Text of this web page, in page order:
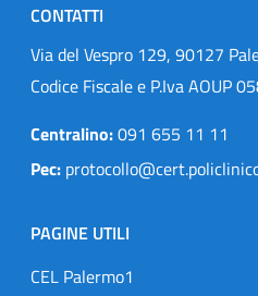
CONTATTI
Via del Vespro 129, 90127
Codice Fiscale e P.Iva AOUP
Centralino:091 655 11 11
Pec:
PAGINE UTILI
CEL Palermo1